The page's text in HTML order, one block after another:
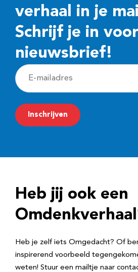
verhaal in je
Schrijf je in
nieuwsbrief!
E
-
m
a
r
e
Inschrijven
Heb jij ook een
Heb je zelf iets Omgedacht? Of
inspirerend voorbeeld
weten! Stuur een mailtje naar